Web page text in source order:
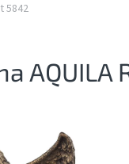
5842
AQUILA